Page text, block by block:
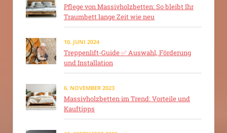
Pflege von Massivholzbetten: So bleibt Ihr
Traumbett lange Zeit wie neu
10. JUNI 2024
Treppenlift-Guide ✅ Auswahl, Förderung
und Installation
6. NOVEMBER 2023
Massivholzbetten im Trend: Vorteile und
Kauftipps